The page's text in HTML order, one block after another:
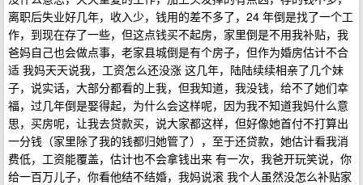
离职后失业好几年，收入少，钱用的差不多了，24 年倒是找了一个工
作，到现在存了一些，但这点钱买不起房，家里倒是不用我补贴，我
爸妈自己也会做点事，老家县城倒是有个房子，但作为婚房估计不合
适 我妈天天说我，工资怎么还没涨 这几年，陆陆续续相亲了几个妹
子，说实话，大部分都看的上我，但我知道，我没钱，给不了她们幸
福，过几年倒是娶得起，为什么会这样呢，因为我不知道我妈什么意
思，买房呢，让我去贷款买，说大家都这样，但好像她首付不打算出
一分钱（家里除了我的钱都归她管了），至于还贷款，她估计看我消
费低，工资能覆盖，估计也不会拿钱出来 有一次，我爸开玩笑说，你
给一百万儿子，你看他结不结婚，我妈说滚 我个人虽然没怎么补贴家